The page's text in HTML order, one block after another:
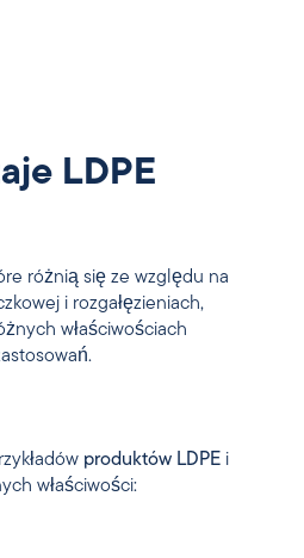
LDPE
różnią się ze względu na
i rozgałęzieniach,
właściwościach
produktów LDPE i
właściwości: